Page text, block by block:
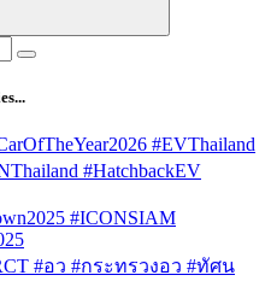
#EVThailand
#HatchbackEV
#ICONSIAM
#อว #กระทรวงอว #ทัศน